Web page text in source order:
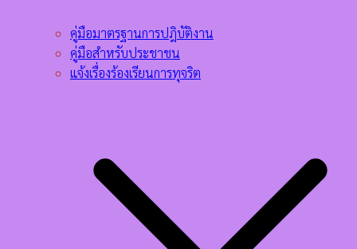
คู่มือมาตรฐานการปฎิบัติงาน
คู่มือสำหรับประชาชน
แจ้งเรื่องร้องเรียนการทุจริต